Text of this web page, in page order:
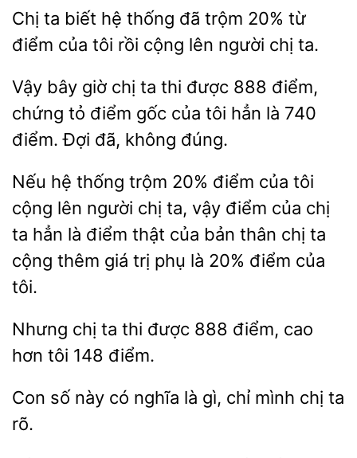
Chị ta biết đã
20% từ
điểm của tôi rồi cộng lên người chị ta.
Vậy bây
chị ta thi được 888 điểm,
chứng tỏ điểm gốc của tôi
là 740
điểm.
đã, không đúng.
Nếu hệ thống trộm
điểm của tôi
cộng lên người chị ta, vậy
của chị
ta hẳn là điểm thật của bản thân chị ta
cộng
giá trị phụ là 20% điểm của
tôi.
Nhưng ta thi 888
cao
hơn tôi 148 điểm.
Con có
là gì, chỉ mình chị ta
rõ.